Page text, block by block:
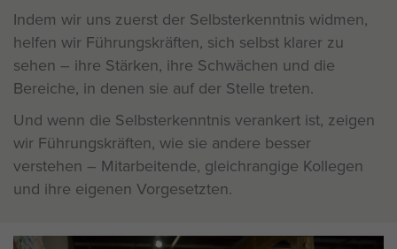
Indem wir uns zuerst der Selbsterkenntnis widmen,
helfen wir Führungskräften, sich selbst klarer zu
sehen – ihre Stärken, ihre Schwächen und die
Bereiche, in denen sie auf der Stelle treten.
Und wenn die Selbsterkenntnis verankert ist, zeigen
wir Führungskräften, wie sie andere besser
verstehen – Mitarbeitende, gleichrangige Kollegen
und ihre eigenen Vorgesetzten.